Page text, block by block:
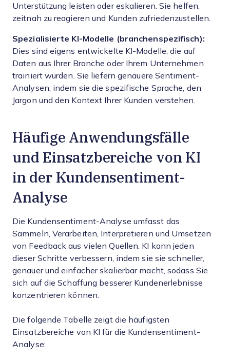
Unterstützung leisten oder eskalieren. Sie helfen,
zeitnah zu reagieren und Kunden zufriedenzustellen.
Spezialisierte KI-Modelle (branchenspezifisch):
Dies sind eigens entwickelte KI-Modelle, die auf
Daten aus Ihrer Branche oder Ihrem Unternehmen
trainiert wurden. Sie liefern genauere Sentiment-
Analysen, indem sie die spezifische Sprache, den
Jargon und den Kontext Ihrer Kunden verstehen.
Häufige Anwendungsfälle
und Einsatzbereiche von KI
in der Kundensentiment-
Analyse
Die Kundensentiment-Analyse umfasst das
Sammeln, Verarbeiten, Interpretieren und Umsetzen
von Feedback aus vielen Quellen. KI kann jeden
dieser Schritte verbessern, indem sie sie schneller,
genauer und einfacher skalierbar macht, sodass Sie
sich auf die Schaffung besserer Kundenerlebnisse
konzentrieren können.
Die folgende Tabelle zeigt die häufigsten
Einsatzbereiche von KI für die Kundensentiment-
Analyse: